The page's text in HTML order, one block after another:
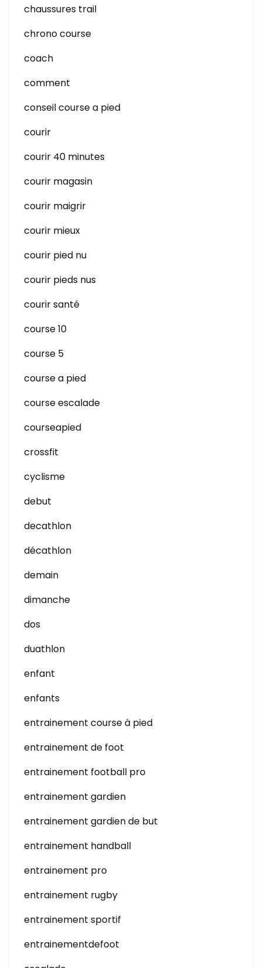
chaussures trail
chrono course
coach
comment
conseil course a pied
courir
courir 40 minutes
courir magasin
courir maigrir
courir mieux
courir pied nu
courir pieds nus
courir santé
course 10
course 5
course a pied
course escalade
courseapied
crossfit
cyclisme
debut
decathlon
décathlon
demain
dimanche
dos
duathlon
enfant
enfants
entrainement course à pied
entrainement de foot
entrainement football pro
entrainement gardien
entrainement gardien de but
entrainement handball
entrainement pro
entrainement rugby
entrainement sportif
entrainementdefoot